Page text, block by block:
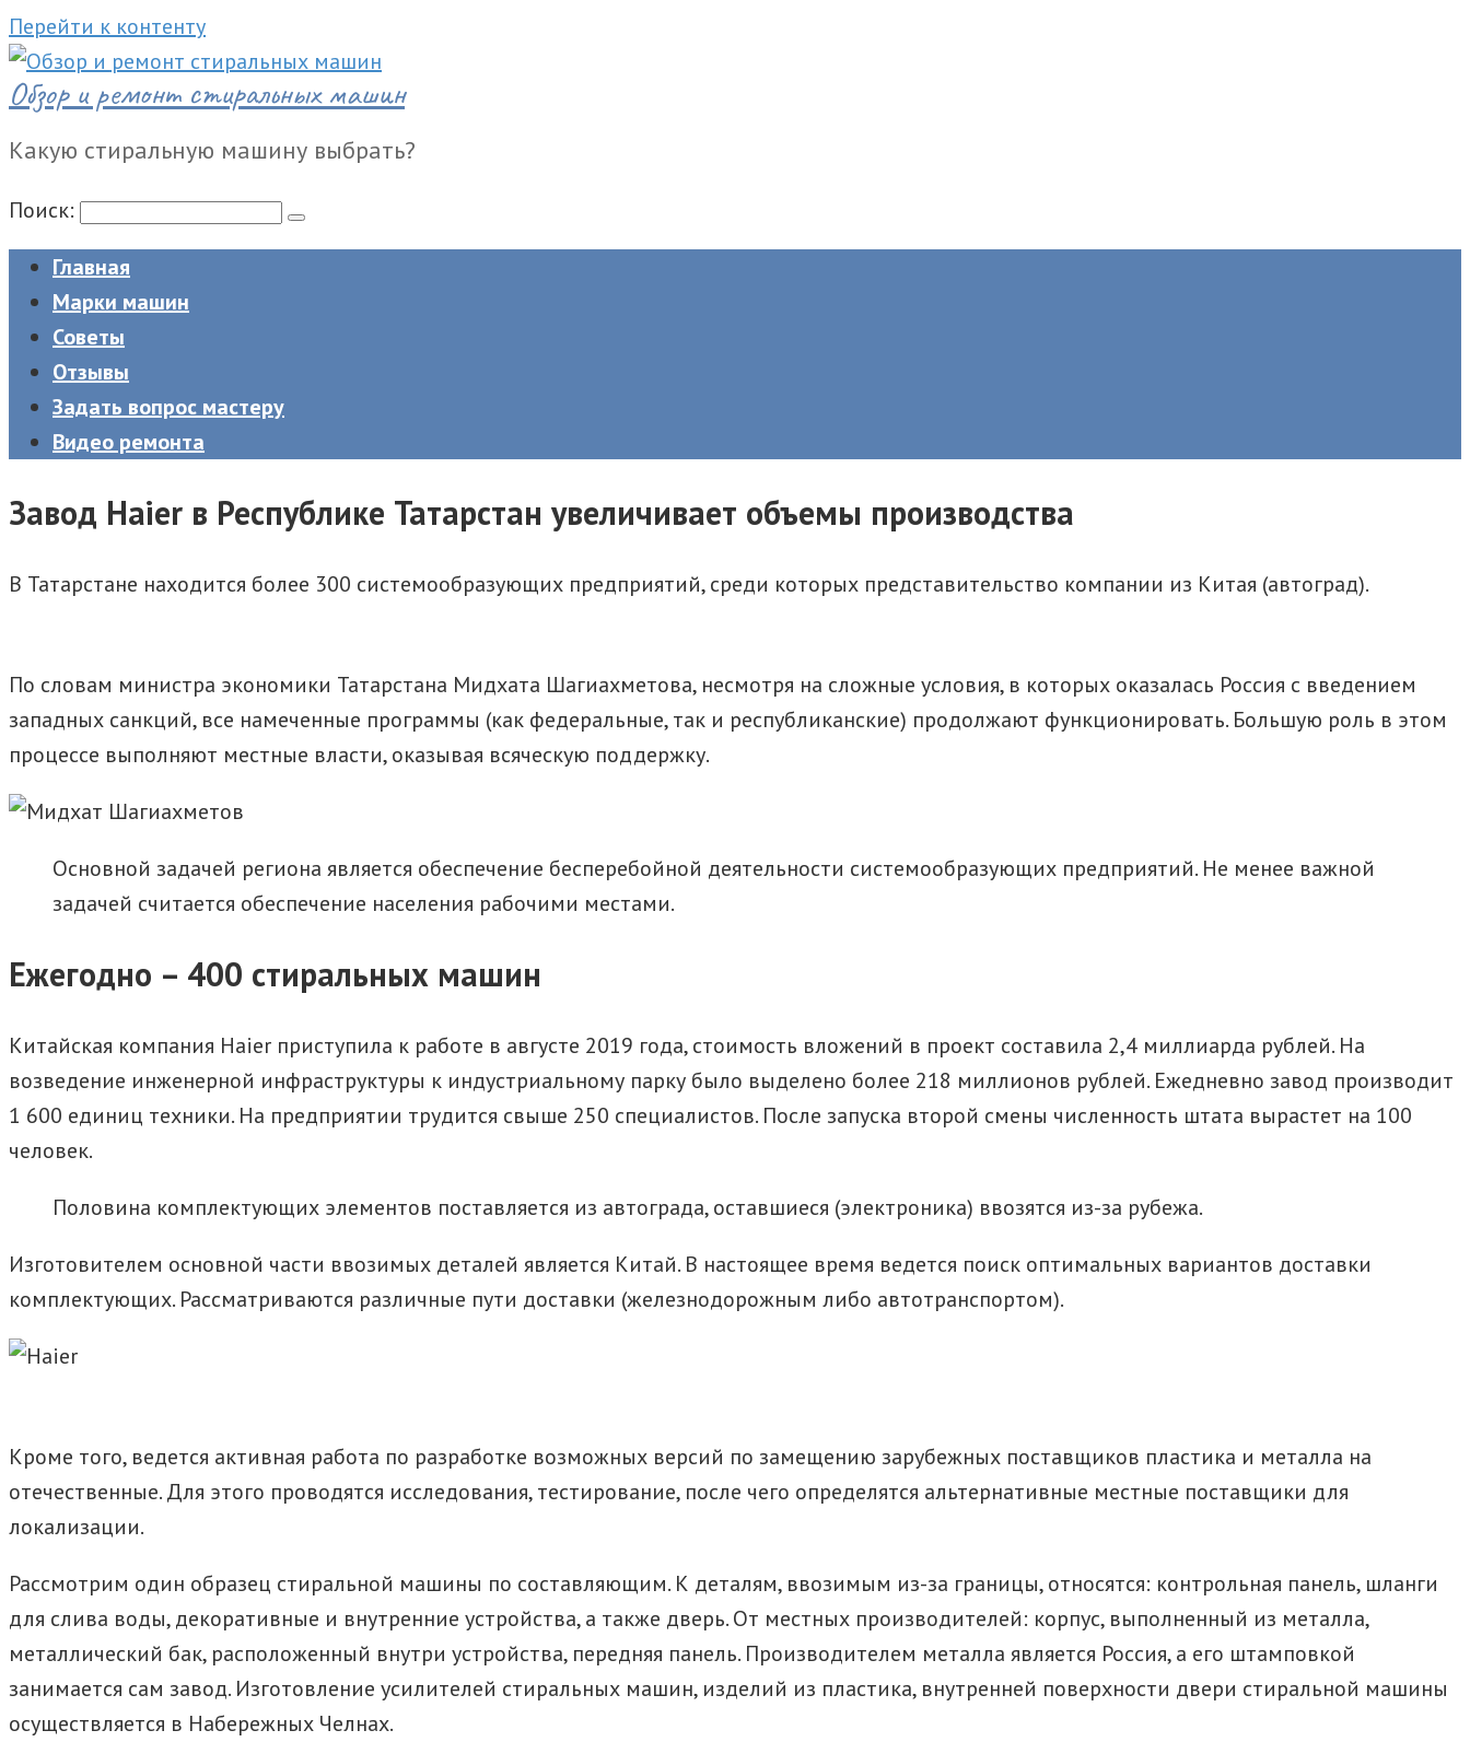
Перейти к контенту
Обзор и ремонт стиральных машин
Какую стиральную машину выбрать?
Поиск:
Главная
Марки машин
Советы
Отзывы
Задать вопрос мастеру
Видео ремонта
Завод Haier в Республике Татарстан увеличивает объемы производства
В Татарстане находится более 300 системообразующих предприятий, среди которых представительство компании из Китая (автоград).
По словам министра экономики Татарстана Мидхата Шагиахметова, несмотря на сложные условия, в которых оказалась Россия с введением
западных санкций, все намеченные программы (как федеральные, так и республиканские) продолжают функционировать. Большую роль в этом
процессе выполняют местные власти, оказывая всяческую поддержку.
Основной задачей региона является обеспечение бесперебойной деятельности системообразующих предприятий. Не менее важной
задачей считается обеспечение населения рабочими местами.
Ежегодно – 400 стиральных машин
Китайская компания Haier приступила к работе в августе 2019 года, стоимость вложений в проект составила 2,4 миллиарда рублей. На
возведение инженерной инфраструктуры к индустриальному парку было выделено более 218 миллионов рублей. Ежедневно завод производит
1 600 единиц техники. На предприятии трудится свыше 250 специалистов. После запуска второй смены численность штата вырастет на 100
человек.
Половина комплектующих элементов поставляется из автограда, оставшиеся (электроника) ввозятся из-за рубежа.
Изготовителем основной части ввозимых деталей является Китай. В настоящее время ведется поиск оптимальных вариантов доставки
комплектующих. Рассматриваются различные пути доставки (железнодорожным либо автотранспортом).
Кроме того, ведется активная работа по разработке возможных версий по замещению зарубежных поставщиков пластика и металла на
отечественные. Для этого проводятся исследования, тестирование, после чего определятся альтернативные местные поставщики для
локализации.
Рассмотрим один образец стиральной машины по составляющим. К деталям, ввозимым из-за границы, относятся: контрольная панель, шланги
для слива воды, декоративные и внутренние устройства, а также дверь. От местных производителей: корпус, выполненный из металла,
металлический бак, расположенный внутри устройства, передняя панель. Производителем металла является Россия, а его штамповкой
занимается сам завод. Изготовление усилителей стиральных машин, изделий из пластика, внутренней поверхности двери стиральной машины
осуществляется в Набережных Челнах.